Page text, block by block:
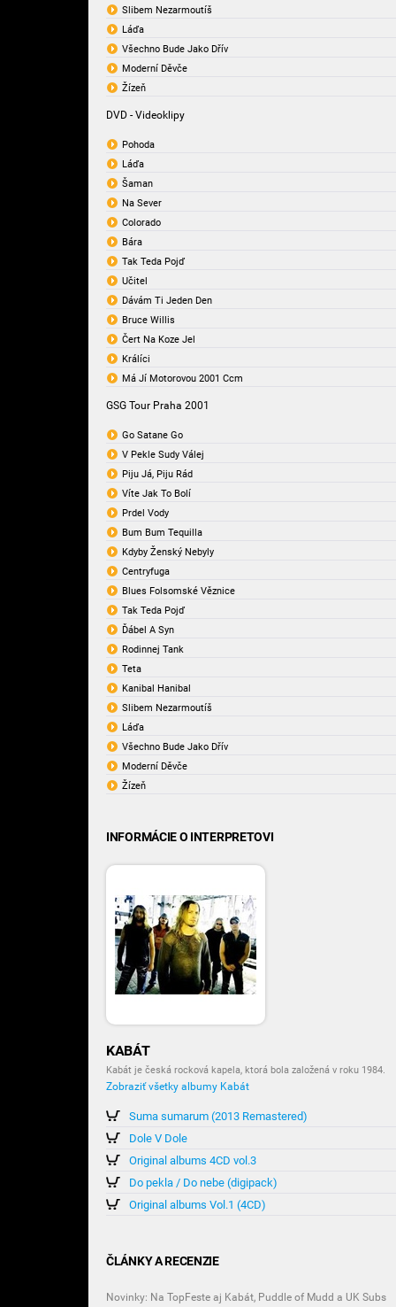
Slibem Nezarmoutíš
Láďa
Všechno Bude Jako Dřív
Moderní Děvče
Žízeň
DVD - Videoklipy
Pohoda
Láďa
Šaman
Na Sever
Colorado
Bára
Tak Teda Pojď
Učitel
Dávám Ti Jeden Den
Bruce Willis
Čert Na Koze Jel
Králíci
Má Jí Motorovou 2001 Ccm
GSG Tour Praha 2001
Go Satane Go
V Pekle Sudy Válej
Piju Já, Piju Rád
Víte Jak To Bolí
Prdel Vody
Bum Bum Tequilla
Kdyby Ženský Nebyly
Centryfuga
Blues Folsomské Věznice
Tak Teda Pojď
Ďábel A Syn
Rodinnej Tank
Teta
Kanibal Hanibal
Slibem Nezarmoutíš
Láďa
Všechno Bude Jako Dřív
Moderní Děvče
Žízeň
INFORMÁCIE O INTERPRETOVI
KABÁT
Kabát je česká rocková kapela, ktorá bola založená v roku 1984.
Zobraziť všetky albumy Kabát
Suma sumarum (2013 Remastered)
Dole V Dole
Original albums 4CD vol.3
Do pekla / Do nebe (digipack)
Original albums Vol.1 (4CD)
ČLÁNKY A RECENZIE
Novinky: Na TopFeste aj Kabát, Puddle of Mudd a UK Subs